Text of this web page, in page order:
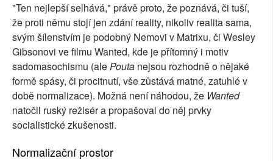
"Ten nejlepší selhává," právě proto, že poznává, či tuší,
že proti němu stojí jen zdání reality, nikoliv realita sama,
svým šílenstvím je podobný Nemovi v Matrixu, či Wesley
Gibsonovi ve filmu Wanted, kde je přítomný i motiv
sadomasochismu (alePouta nejsou rozhodně o nějaké
formě spásy, či procitnutí, vše zůstává matné, zatuhlé v
době normalizace). Možná není náhodou, že Wanted
natočil ruský režisér a propašoval do něj prvky
socialistické zkušenosti.
Normalizační prostor